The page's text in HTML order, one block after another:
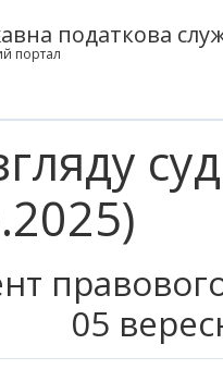
податкова
портал
05